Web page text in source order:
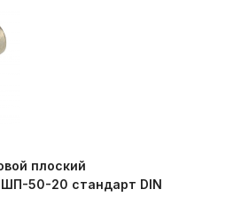
плоский
50-20 стандарт DIN